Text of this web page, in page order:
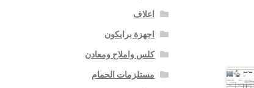
اعلاف
اجهزة برايكون
كلس واملاح ومعادن
مستلزمات الحمام